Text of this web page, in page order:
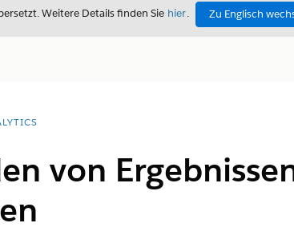
Weitere Details finden Sie hier. Zu Englisch
von